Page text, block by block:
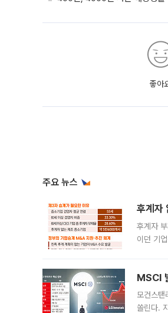
좋아
주요 뉴스
후계자
후계자
이던 기
MSCI
모건스
쏠린다.